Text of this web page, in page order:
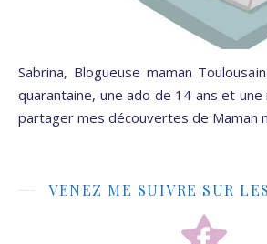
Sabrina, Blogueuse maman
quarantaine, une ado de 14 ans et une
partager mes découvertes de Maman
VENEZ ME SUIVRE SUR